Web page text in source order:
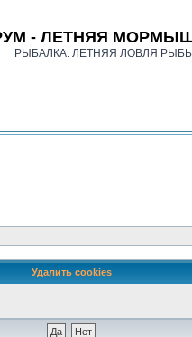
- ЛЕТНЯЯ
РЫБАЛКА. ЛЕТНЯЯ ЛОВЛЯ
Удалить cookies